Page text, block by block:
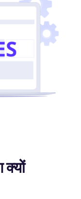
क्यों